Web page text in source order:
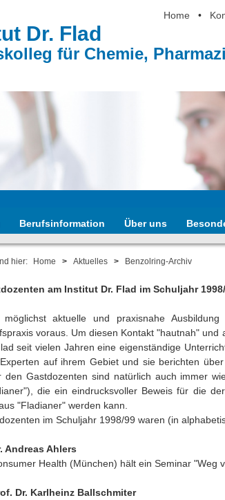
Home •
Dr. Flad
für Chemie,
Berufsinformation Über uns
hier: Home > Aktuelles > Benzolring-Archiv
am Institut Dr. Flad im Schuljahr
möglichst aktuelle und praxisnahe
voraus. Um diesen Kontakt "hautnah"
seit vielen Jahren eine eigenständige
auf ihrem Gebiet und sie berichten
den Gastdozenten sind natürlich auch immer
die ein eindrucksvoller Beweis für die
"Fladianer" werden kann.
im Schuljahr 1998/99 waren (in
Andreas Ahlers
Health (München) hält ein Seminar "Weg
Dr. Karlheinz Ballschmiter